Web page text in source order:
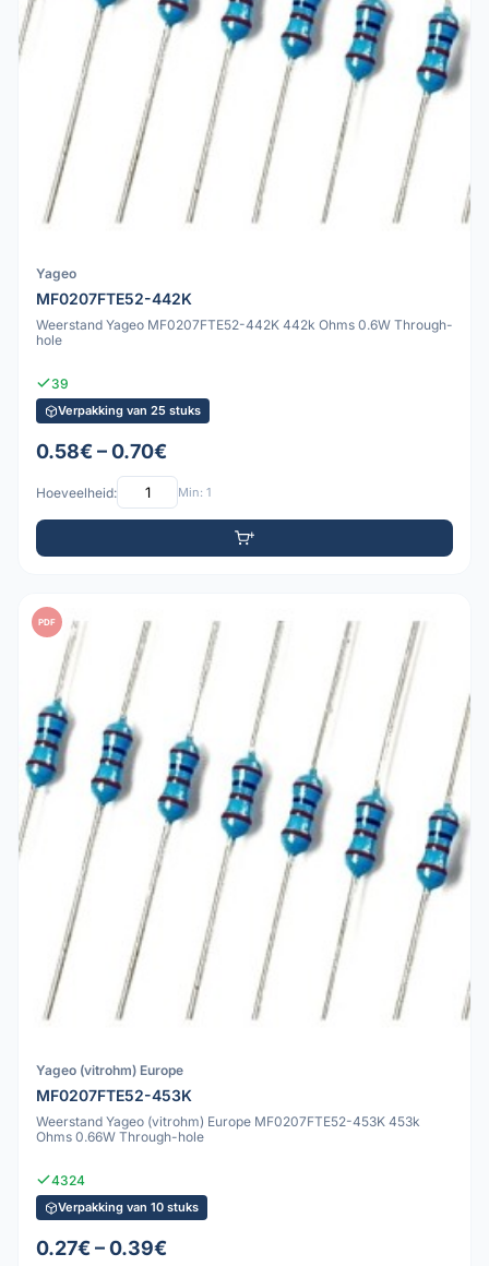
Yageo
MF0207FTE52-442K
Weerstand Yageo MF0207FTE52-442K 442k Ohms 0.6W Through-
hole
39
Verpakking van 25 stuks
0.58€ – 0.70€
Hoeveelheid: Min: 1
PDF
Yageo (vitrohm) Europe
MF0207FTE52-453K
Weerstand Yageo (vitrohm) Europe MF0207FTE52-453K 453k
Ohms 0.66W Through-hole
4324
Verpakking van 10 stuks
0.27€ – 0.39€